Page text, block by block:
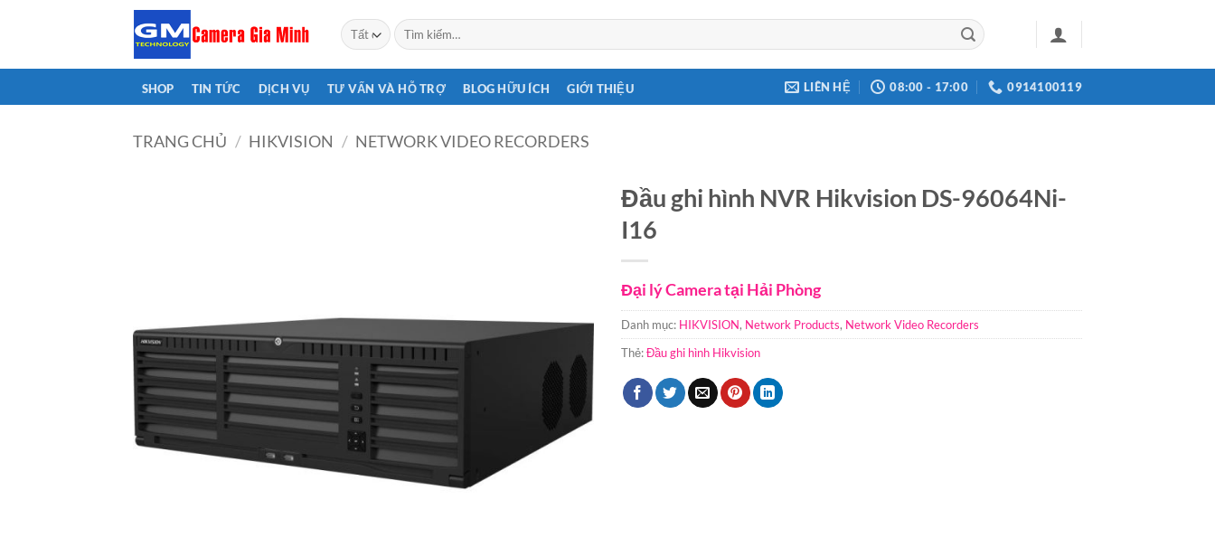
Tìm
kiếm:
SHOP TIN TỨC DỊCH VỤ TƯ VẤN VÀ HỖ TRỢ BLOG HỮU ÍCH GIỚI THIỆU LIÊN HỆ 08:00 - 17:00 0914100119
TRANG CHỦ / HIKVISION / NETWORK VIDEO RECORDERS
Đầu ghi hình NVR Hikvision DS-96064Ni-
I16
Đại lý Camera tại Hải Phòng
Danh mục: HIKVISION, Network Products, Network Video Recorders
Thẻ:Đầu ghi hình Hikvision